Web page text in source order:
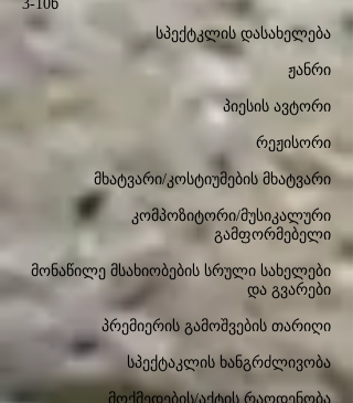
3-10წ
სპექტკლის დასახელება
ჟანრი
პიესის ავტორი
რეჟისორი
მხატვარი/კოსტიუმების მხატვარი
კომპოზიტორი/მუსიკალური
გამფორმებელი
მონაწილე მსახიობების სრული სახელები
და გვარები
პრემიერის გამოშვების თარიღი
სპექტაკლის ხანგრძლივობა
მოქმედების/აქტის რაოდენობა